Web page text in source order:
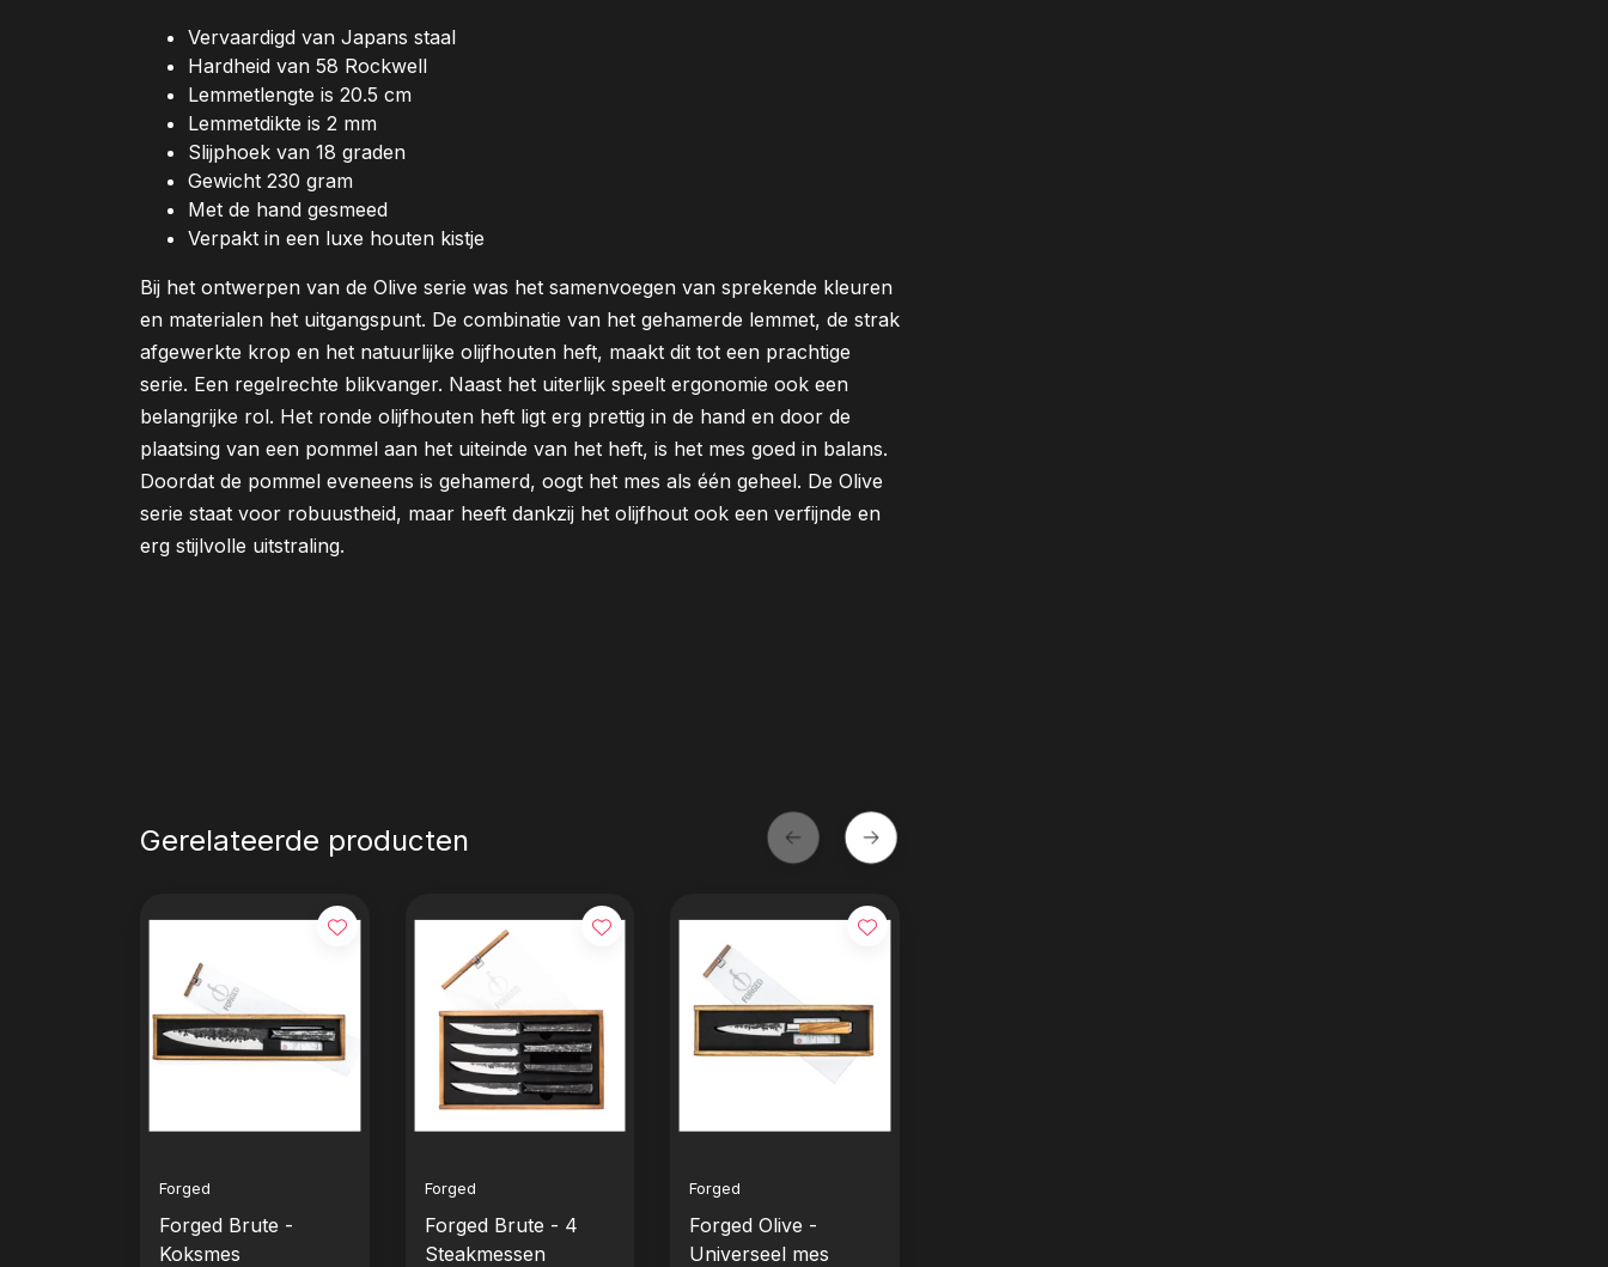
Vervaardigd van Japans staal
Hardheid van 58 Rockwell
Lemmetlengte is 20.5 cm
Lemmetdikte is 2 mm
Slijphoek van 18 graden
Gewicht 230 gram
Met de hand gesmeed
Verpakt in een luxe houten kistje
Bij het ontwerpen van de Olive serie was het samenvoegen van sprekende kleuren
en materialen het uitgangspunt. De combinatie van het gehamerde lemmet, de strak
afgewerkte krop en het natuurlijke olijfhouten heft, maakt dit tot een prachtige
serie. Een regelrechte blikvanger. Naast het uiterlijk speelt ergonomie ook een
belangrijke rol. Het ronde olijfhouten heft ligt erg prettig in de hand en door de
plaatsing van een pommel aan het uiteinde van het heft, is het mes goed in balans.
Doordat de pommel eveneens is gehamerd, oogt het mes als één geheel. De Olive
serie staat voor robuustheid, maar heeft dankzij het olijfhout ook een verfijnde en
erg stijlvolle uitstraling.
Gerelateerde producten
Forged
Forged Brute -
Koksmes
Forged
Forged Brute - 4
Steakmessen
Forged
Forged Olive -
Universeel mes